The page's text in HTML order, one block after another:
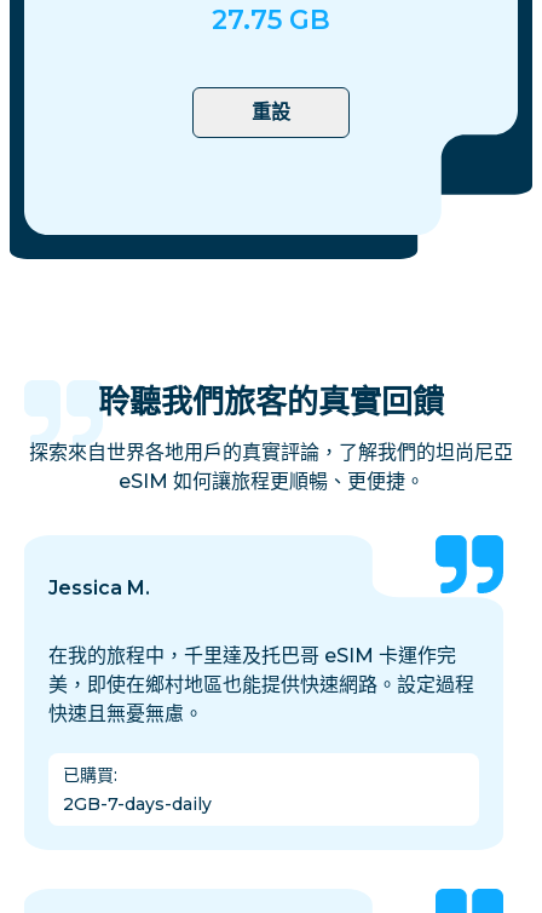
27.75 GB
重設
聆聽我們旅客的真實回饋
探索來自世界各地用戶的真實評論，了解我們的坦尚尼亞
eSIM 如何讓旅程更順暢、更便捷。
Jessica M.
在我的旅程中，千里達及托巴哥 eSIM 卡運作完
美，即使在鄉村地區也能提供快速網路。設定過程
快速且無憂無慮。
已購買:
2GB-7-days-daily